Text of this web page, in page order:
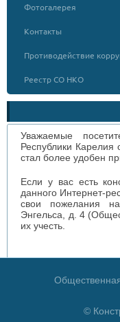
Фотогалерея
Контакты
Противодействие
Реестр СО НКО
Уважаемые
Республики Карелия
стал более удобен
Если у вас есть
данного Интернет-
свои пожелания
Энгельса, д. 4
их учесть.
©